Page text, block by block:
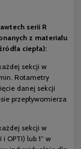
serii R
z materiału
ciepła):
sekcji w
Rotametry
danej sekcji
przepływomierza
sekcji w
OPTI) lub 1” w